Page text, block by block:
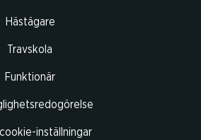
Hästägare
Travskola
Funktionär
inställningar